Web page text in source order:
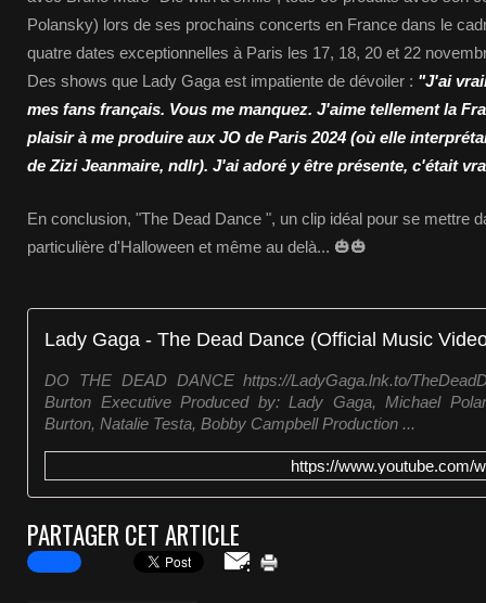
Polansky) lors de ses prochains concerts en France dans le
quatre dates exceptionnelles à Paris les 17, 18, 20 et 22
Des shows que Lady Gaga est impatiente de dévoiler : "J'ai
mes fans français. Vous me manquez. J'aime tellement la
plaisir à me produire aux JO de Paris 2024 (où elle
de Zizi Jeanmaire, ndlr). J'ai adoré y être présente, c'était
En conclusion, "The Dead Dance ", un clip idéal pour se mettre
particulière d'Halloween et même au delà... 🎃🎃
Lady Gaga - The Dead Dance (Official Music
DO THE DEAD DANCE https://LadyGaga.lnk.to/
Burton Executive Produced by: Lady Gaga, Michael
Burton, Natalie Testa, Bobby Campbell Production ...
https://www.youtube.com/
PARTAGER CET ARTICLE